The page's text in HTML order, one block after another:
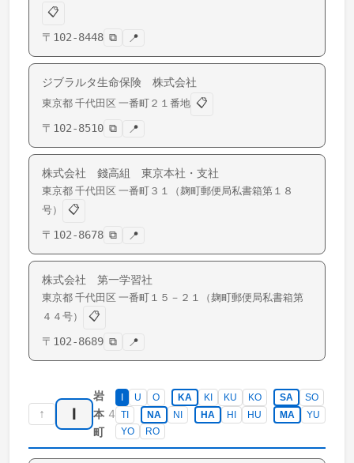
📋
〒 102-8448 ⧉ 📍
ジブラルタ生命保険 株式会社
東京都 千代田区 一番町 ２１番地 📋
〒 102-8510 ⧉ 📍
株式会社 錢高組 東京本社・支社
東京都 千代田区 一番町 ３１（麹町郵便局私書箱第１８
号）
📋
〒 102-8678 ⧉ 📍
株式会社 第一学習社
東京都 千代田区 一番町 １５－２１（麹町郵便局私書箱第
４４号）
📋
〒 102-8689 ⧉ 📍
↑ I
岩
本
町
4
I U O KA KI KU KO SA
SO
TI
NA NI HA HI HU MA
YU
YO
RO